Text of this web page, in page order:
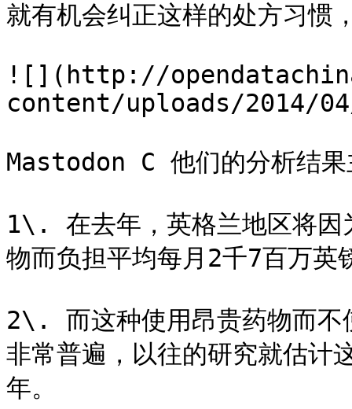
就有机会纠正这样的处方习惯
![](http://
content/uploads/2014/
Mastodon C 他们的分析结果
1\. 在去年，英格兰地区将
物而负担平均每月2千7百万英
2\. 而这种使用昂贵药物而不
非常普遍，以往的研究就估计
年。